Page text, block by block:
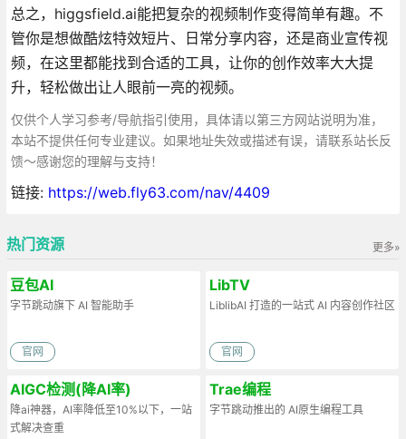
总之，higgsfield.ai能把复杂的视频制作变得简单有趣。不
管你是想做酷炫特效短片、日常分享内容，还是商业宣传视
频，在这里都能找到合适的工具，让你的创作效率大大提
升，轻松做出让人眼前一亮的视频。
仅供个人学习参考/导航指引使用，具体请以第三方网站说明为准，
本站不提供任何专业建议。如果地址失效或描述有误，请联系站长反
馈～感谢您的理解与支持！
链接: https://web.fly63.com/nav/4409
更多»
热门资源
豆包AI
字节跳动旗下 AI 智能助手
官网
LibTV
LiblibAI 打造的一站式 AI 内容创作社区
官网
AIGC检测(降AI率)
降ai神器，AI率降低至10%以下，一站
式解决查重
Trae编程
字节跳动推出的 AI原生编程工具